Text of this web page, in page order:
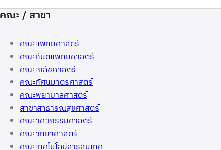
คณะ / สาขา
คณะแพทยศาสตร์
คณะทันตแพทยศาสตร์
คณะเภสัชศาสตร์
คณะทัศนมาตรศาสตร์
คณะพยาบาลศาสตร์
สาขาสาธารณสุขศาสตร์
คณะวิศวกรรมศาสตร์
คณะวิทยาศาสตร์
คณะเทคโนโลยีสารสนเทศ